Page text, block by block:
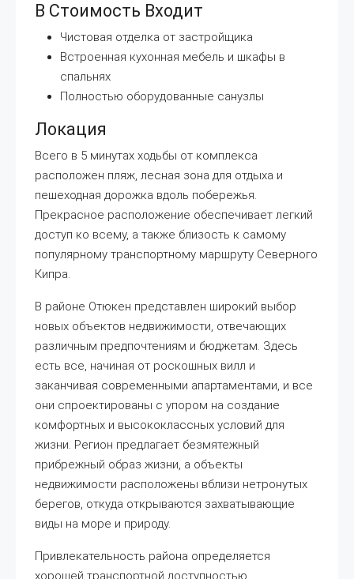
В Стоимость Входит
Чистовая отделка от застройщика
Встроенная кухонная мебель и шкафы в
спальнях
Полностью оборудованные санузлы
Локация
Всего в 5 минутах ходьбы от комплекса
расположен пляж, лесная зона для отдыха и
пешеходная дорожка вдоль побережья.
Прекрасное расположение обеспечивает легкий
доступ ко всему, а также близость к самому
популярному транспортному маршруту Северного
Кипра.
В районе Отюкен представлен широкий выбор
новых объектов недвижимости, отвечающих
различным предпочтениям и бюджетам. Здесь
есть все, начиная от роскошных вилл и
заканчивая современными апартаментами, и все
они спроектированы с упором на создание
комфортных и высококлассных условий для
жизни. Регион предлагает безмятежный
прибрежный образ жизни, а объекты
недвижимости расположены вблизи нетронутых
берегов, откуда открываются захватывающие
виды на море и природу.
Привлекательность района определяется
хорошей транспортной доступностью,